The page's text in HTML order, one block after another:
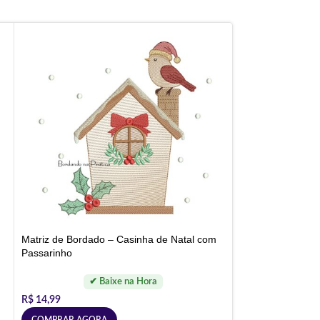
Matriz de Bordado – Casinha de Natal com
Passarinho
R$ 14,99